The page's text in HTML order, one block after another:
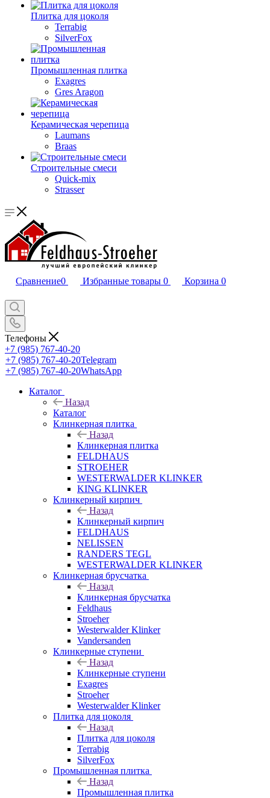
Плитка для цоколя
Terrabig
SilverFox
Промышленная плитка
Exagres
Gres Aragon
Керамическая черепица
Laumans
Braas
Строительные смеси
Quick-mix
Strasser
Сравнение0 Избранные товары 0 Корзина 0
Телефоны
+7 (985) 767-40-20
+7 (985) 767-40-20Telegram
+7 (985) 767-40-20WhatsApp
Каталог
Назад
Каталог
Клинкерная плитка
Назад
Клинкерная плитка
FELDHAUS
STROEHER
WESTERWALDER KLINKER
KING KLINKER
Клинкерный кирпич
Назад
Клинкерный кирпич
FELDHAUS
NELISSEN
RANDERS TEGL
WESTERWALDER KLINKER
Клинкерная брусчатка
Назад
Клинкерная брусчатка
Feldhaus
Stroeher
Westerwalder Klinker
Vandersanden
Клинкерные ступени
Назад
Клинкерные ступени
Exagres
Stroeher
Westerwalder Klinker
Плитка для цоколя
Назад
Плитка для цоколя
Terrabig
SilverFox
Промышленная плитка
Назад
Промышленная плитка